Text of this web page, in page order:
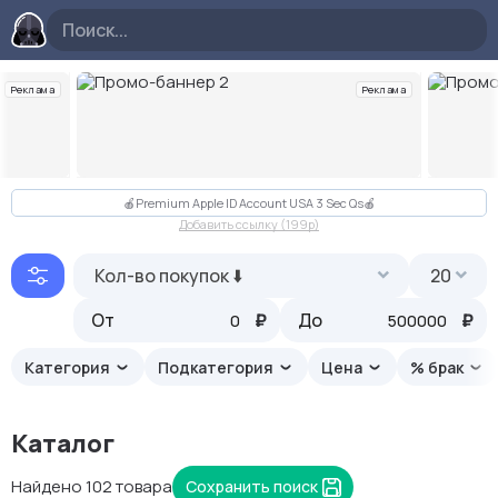
Реклама Реклама
Слайд 2 из 10
🍎Premium Apple ID Account USA 3 Sec Qs🍎
Добавить ссылку (199p)
Кол-во покупок ⬇️
От
₽ До ₽
20
Категория Подкатегория Цена % брак
Каталог
Найдено 102 товара Сохранить поиск